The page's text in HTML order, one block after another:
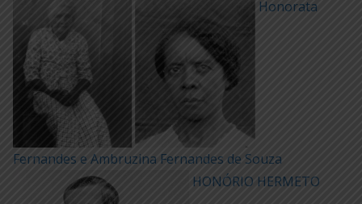
Honorata
Fernandes e Ambruzina Fernandes de Souza
HONÓRIO HERMETO